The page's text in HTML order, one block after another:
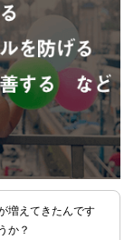
増えてきたんです
か？